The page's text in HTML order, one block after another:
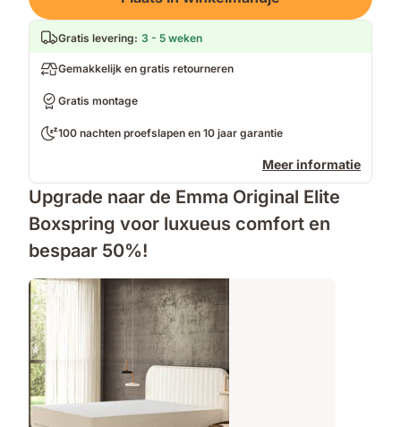
Gratis levering: 3 - 5 weken
Gemakkelijk en gratis retourneren
Gratis montage
100 nachten proefslapen en 10 jaar garantie
Meer informatie
Upgrade naar de Emma Original Elite
Boxspring voor luxueus comfort en
bespaar 50%!